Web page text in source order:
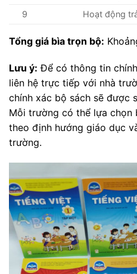
9
Hoạt động
Tổng giá bìa trọn bộ:
Lưu ý: Để có thông tin
liên hệ trực tiếp với nhà
chính xác bộ sách sẽ được
Mỗi trường có thể lựa chọn
theo định hướng giáo dục
trường.